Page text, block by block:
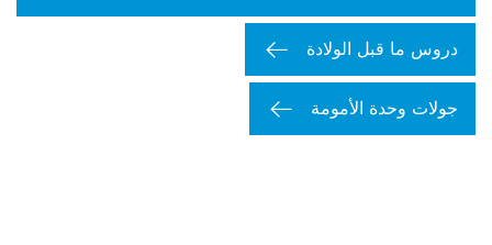
دروس ما قبل الولادة
جولات وحدة الأمومة